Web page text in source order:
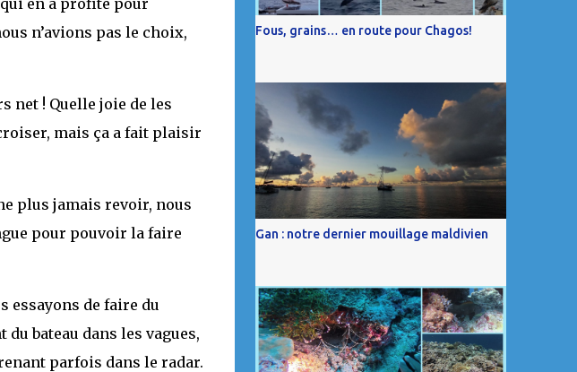
qui en a profité pour
n’avions pas le choix,
net ! Quelle joie de les
mais ça a fait plaisir
plus jamais revoir, nous
pour pouvoir la faire
essayons de faire du
du bateau dans les vagues,
parfois dans le radar.
Fous, grains… en route pour Chagos!
Gan : notre dernier mouillage maldivien